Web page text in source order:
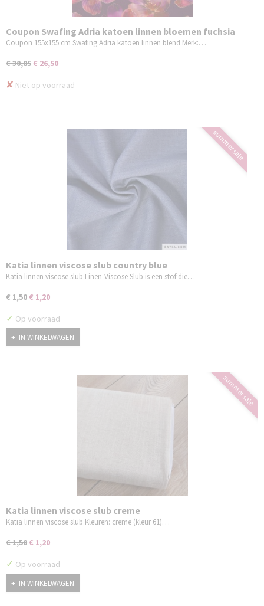
Coupon Swafing Adria katoen linnen bloemen fuchsia
bordeaux 155x155 cm
Coupon 155x155 cm Swafing Adria katoen linnen blend Merk:…
€ 30,85€ 26,50
✘ Niet op voorraad
summer sale
Katia linnen viscose slub country blue
Katia linnen viscose slub Linen-Viscose Slub is een stof die…
€ 1,50€ 1,20
✓ Op voorraad
IN WINKELWAGEN
summer sale
Katia linnen viscose slub creme
Katia linnen viscose slub Kleuren: creme (kleur 61)…
€ 1,50€ 1,20
✓ Op voorraad
IN WINKELWAGEN